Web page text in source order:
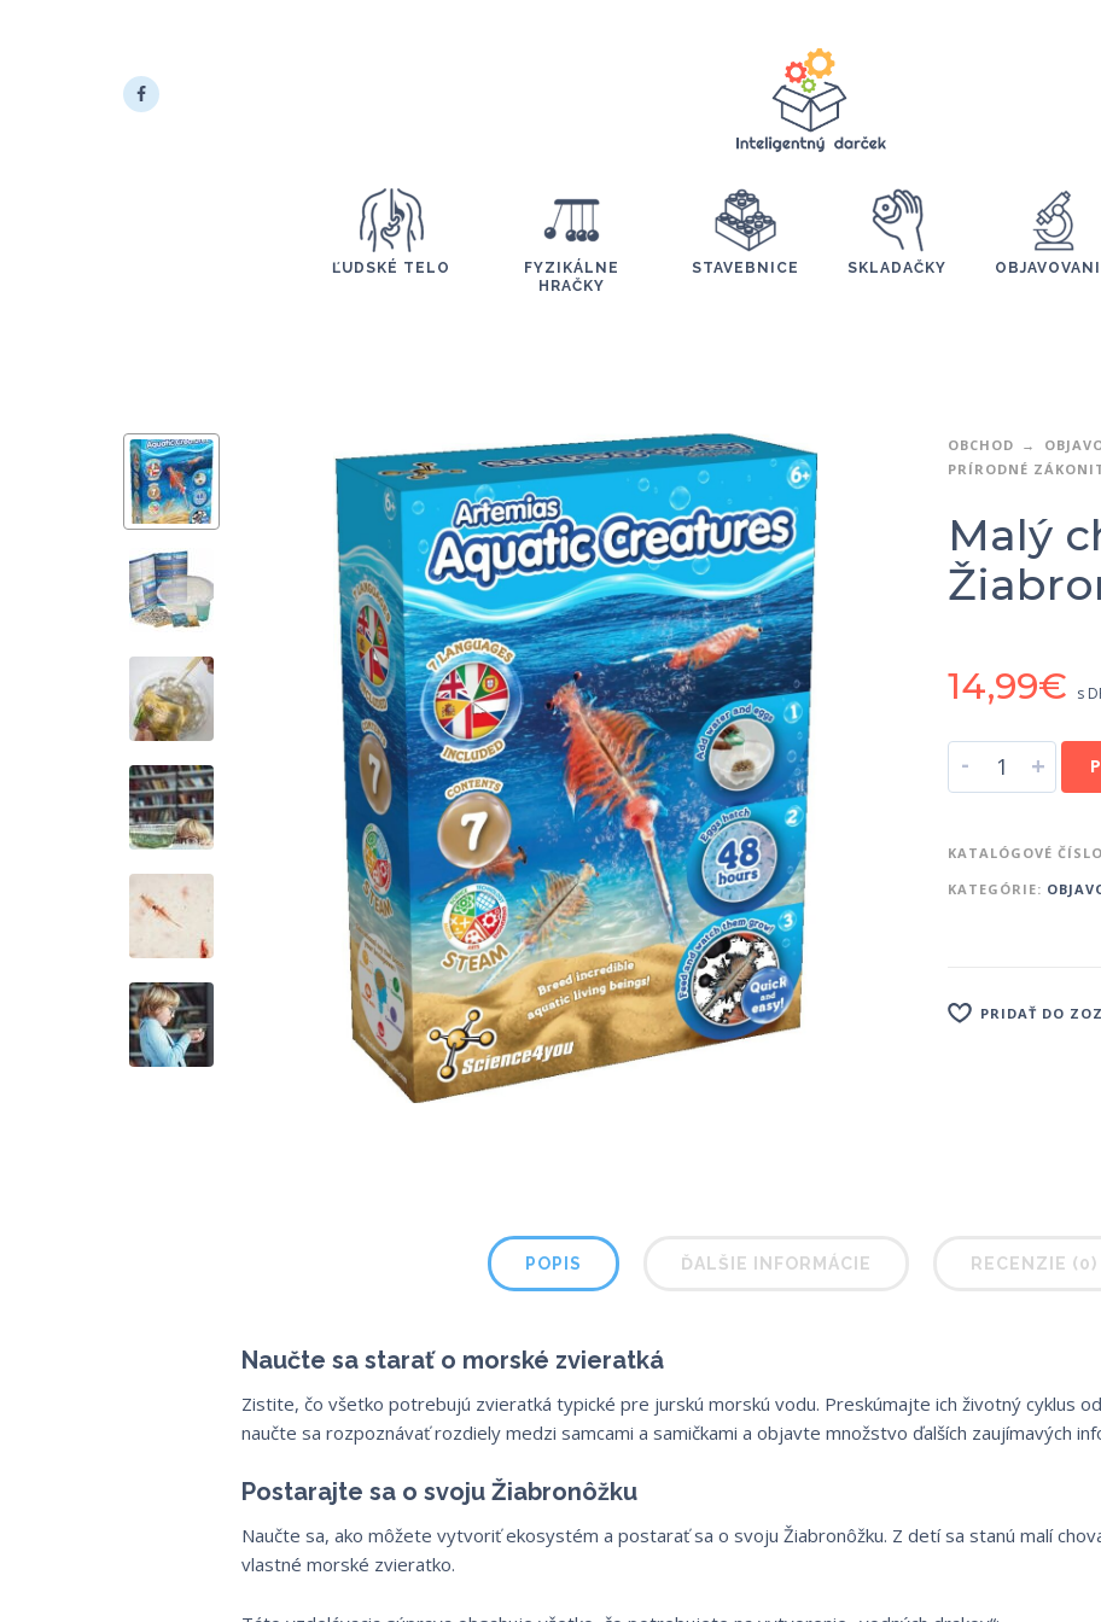
ĽUDSKÉ TELO
FYZIKÁLNE
HRAČKY
STAVEBNICE SKLADAČKY
OBCHOD
PRÍRODNÉ
Malý
14,99€ s
- +
KATALÓGOVÉ
KATEGÓRIE:
PRIDAŤ DO
POPIS ĎALŠIE INFORMÁCIE RECENZIE (0)
Naučte sa starať o morské zvieratká
Zistite, čo všetko potrebujú zvieratká typické pre jurskú morskú vodu. Preskúmajte ich životný cyklus
naučte sa rozpoznávať rozdiely medzi samcami a samičkami a objavte množstvo ďalších zaujímavých
Postarajte sa o svoju Žiabronôžku
Naučte sa, ako môžete vytvoriť ekosystém a postarať sa o svoju Žiabronôžku. Z detí sa stanú malí
vlastné morské zvieratko.